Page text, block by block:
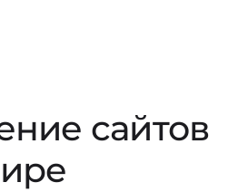
сайтов